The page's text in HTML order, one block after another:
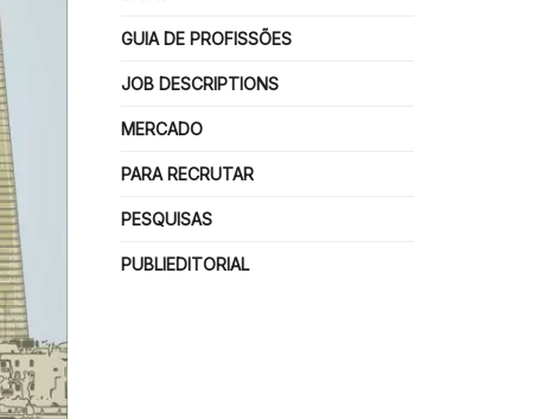
GUIA DE PROFISSÕES
JOB DESCRIPTIONS
MERCADO
PARA RECRUTAR
PESQUISAS
PUBLIEDITORIAL